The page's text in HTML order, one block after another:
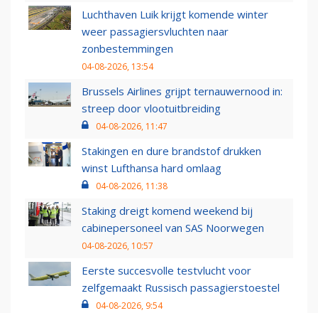
Luchthaven Luik krijgt komende winter
weer passagiersvluchten naar
zonbestemmingen
04-08-2026, 13:54
Brussels Airlines grijpt ternauwernood in:
streep door vlootuitbreiding
04-08-2026, 11:47
Stakingen en dure brandstof drukken
winst Lufthansa hard omlaag
04-08-2026, 11:38
Staking dreigt komend weekend bij
cabinepersoneel van SAS Noorwegen
04-08-2026, 10:57
Eerste succesvolle testvlucht voor
zelfgemaakt Russisch passagierstoestel
04-08-2026, 9:54